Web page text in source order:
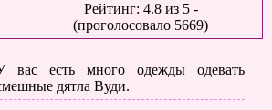
Рейтинг: 4.8из 5-
(проголосовало 5669)
вас есть много одежды одевать
дятла Вуди.